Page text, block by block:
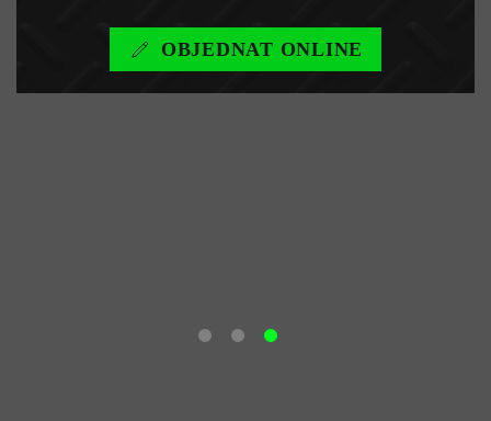
OBJEDNAT ONLINE